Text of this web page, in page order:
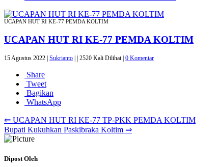
UCAPAN HUT RI KE-77 PEMDA KOLTIM
UCAPAN HUT RI KE-77 PEMDA KOLTIM
15 Agustus 2022 | Sukrianto 2520 Kali Dilihat | 0 Komentar
Share
Tweet
Bagikan
WhatsApp
⇐ UCAPAN HUT RI KE-77 TP-PKK PEMDA KOLTIM
Bupati Kukuhkan Paskibraka Koltim ⇒
Dipost Oleh